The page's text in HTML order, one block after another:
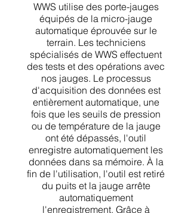
WWS utilise des porte-jauges
équipés de la micro-jauge
automatique éprouvée sur le
terrain. Les techniciens
spécialisés de WWS effectuent
des tests et des opérations avec
nos jauges. Le processus
d'acquisition des données est
entièrement automatique, une
fois que les seuils de pression
ou de température de la jauge
ont été dépassés, l'outil
enregistre automatiquement les
données dans sa mémoire. À la
fin de l'utilisation, l'outil est retiré
du puits et la jauge arrête
automatiquement
l'enregistrement. Grâce à